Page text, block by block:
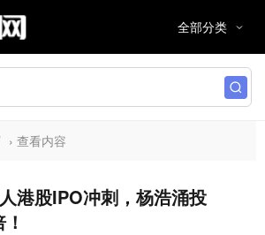
› 查看内容
港股IPO冲刺，杨浩涌投